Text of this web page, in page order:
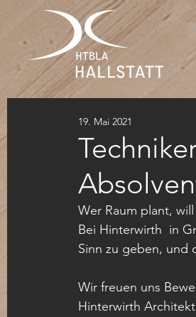
19. Mai 2021
Wer Raum plant,
Bei Hinterwirth  in
Sinn zu geben, und
Wir freuen uns
Hinterwirth